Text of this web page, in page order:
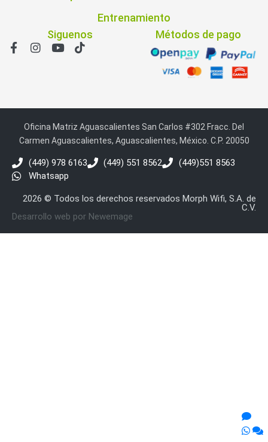
Entrenamiento
Siguenos
Métodos de pago
Oficina Matriz Aguascalientes San Carlos #302 Fracc. Del
Carmen Aguascalientes, Aguascalientes, México. C.P. 20050
(449) 978 6163 (449) 551 8562
(449)551 8563
Whatsapp
2026 © Todos los derechos reservados Morph Wifi, S.A. de
C.V.
Desarrollo web por Newemage